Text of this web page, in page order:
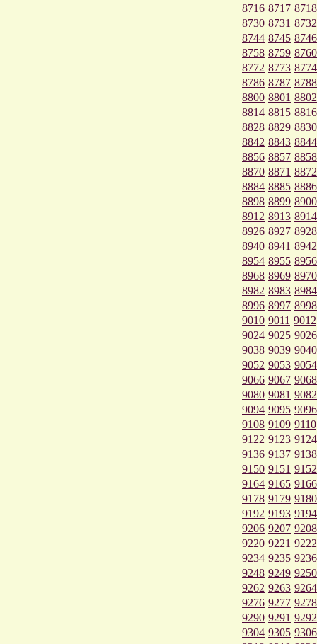
8716 8717 8718
8730 8731 8732
8744 8745 8746
8758 8759 8760
8772 8773 8774
8786 8787 8788
8800 8801 8802
8814 8815 8816
8828 8829 8830
8842 8843 8844
8856 8857 8858
8870 8871 8872
8884 8885 8886
8898 8899 8900
8912 8913 8914
8926 8927 8928
8940 8941 8942
8954 8955 8956
8968 8969 8970
8982 8983 8984
8996 8997 8998
9010 9011 9012
9024 9025 9026
9038 9039 9040
9052 9053 9054
9066 9067 9068
9080 9081 9082
9094 9095 9096
9108 9109 9110
9122 9123 9124
9136 9137 9138
9150 9151 9152
9164 9165 9166
9178 9179 9180
9192 9193 9194
9206 9207 9208
9220 9221 9222
9234 9235 9236
9248 9249 9250
9262 9263 9264
9276 9277 9278
9290 9291 9292
9304 9305 9306